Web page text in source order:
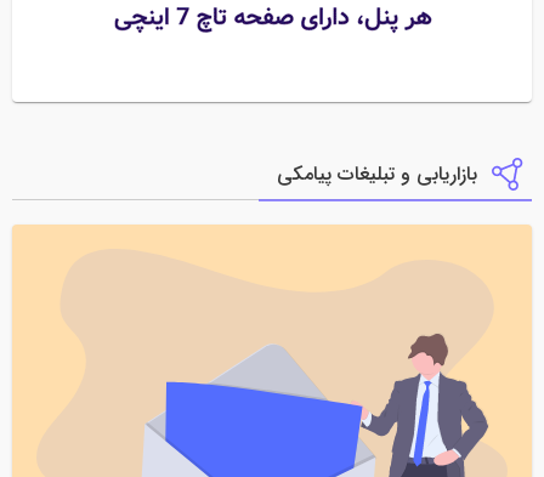
بازاریابی و تبلیغات پیامکی